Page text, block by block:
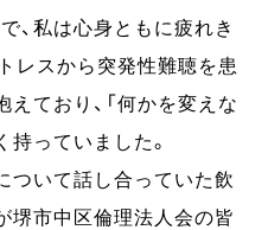
、私は心身ともに疲れき
レスから突発性難聴を患
えており、「何かを変えな
持っていました。
ついて話し合っていた飲
堺市中区倫理法人会の皆